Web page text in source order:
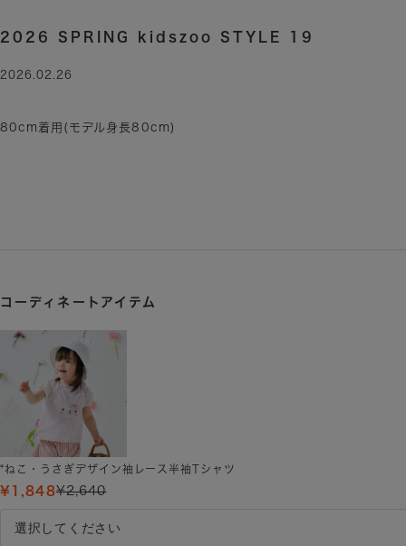
2026 SPRING kidszoo STYLE 19
2026.02.26
80cm着用(モデル身長80cm)
コーディネートアイテム
*ねこ・うさぎデザイン袖レース半袖Tシャツ
¥1,848¥2,640